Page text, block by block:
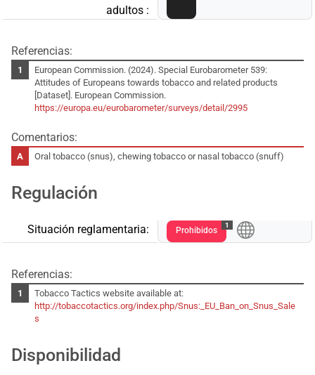
adultos :
Referencias:
European Commission. (2024). Special Eurobarometer 539:
Attitudes of Europeans towards tobacco and related products
[Dataset]. European Commission.
https://europa.eu/eurobarometer/surveys/detail/2995
Comentarios:
Oral tobacco (snus), chewing tobacco or nasal tobacco (snuff)
Regulación
Situación reglamentaria: Prohibidos
1
Referencias:
Tobacco Tactics website available at:
http://tobaccotactics.org/index.php/Snus:_EU_Ban_on_Snus_Sale
s
Disponibilidad